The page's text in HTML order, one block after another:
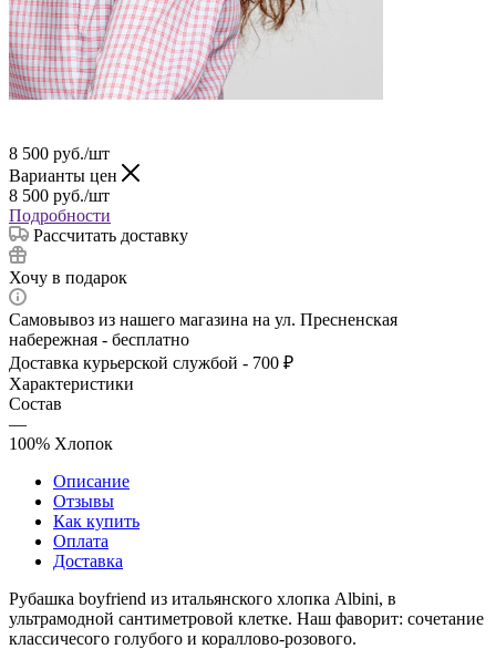
8 500 руб./шт
Варианты цен
8 500 руб./шт
Подробности
Рассчитать доставку
Хочу в подарок
Самовывоз из нашего магазина на ул. Пресненская
набережная - бесплатно
Доставка курьерской службой - 700 ₽
Характеристики
Состав
—
100% Хлопок
Описание
Отзывы
Как купить
Оплата
Доставка
Рубашка boyfriend из итальянского хлопка Albini, в
ультрамодной сантиметровой клетке. Наш фаворит: сочетание
классичесого голубого и кораллово-розового.